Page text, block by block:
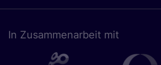
In Zusam­men­ar­beit mit